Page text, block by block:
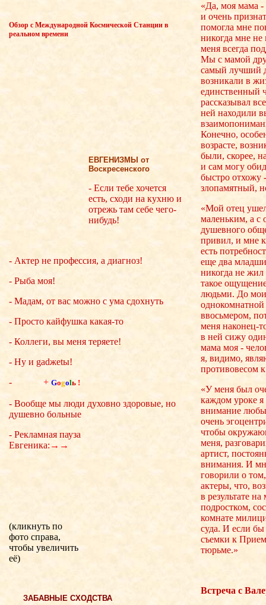
Обзор с Международной Космической Станции в
реальном времени
ЕВГЕНИЗМЫ от
Воскресенского
- Если тебе хочется
есть, сходи на кухню и
отрежь там себе чего-
нибудь!
- Актер не профессия, а диагноз!
- Рыба моя!
- Мадам, от вас можно с ума сдохнуть
- Просто кайфушка какая-то
- Коллеги, вы меня теряете!
- Ну и gadжеtы!
-
+ Gogolь !
- Вообще мы люди духовно здоровые, но
душевно больные
- Рекламная пауза
Евгеника: →→
(кликнуть по
фото справа,
чтобы увеличить
её)
ЗАБАВНЫЕ СХОДСТВА
«Да, моя мама -
и очень
помогла мне
никогда мне
меня всегда
Мы с мамой
самый лучший
возникали в
единственный
рассказывал
ней находили
Конечно,
возрасте,
были, скорее,
и сам могу
быстро отхожу
злопамятный,
«Мой отец
маленьким, а с
душевного
привил, и мне
есть
еще два
никогда не
такое
людьми. До
однокомнатной
ввосьмером,
меня наконец-
в ней сижу
мама моя -
я, видимо,
противовесом
«У меня был
каждом уроке я
внимание
очень
чтобы
меня,
артист,
внимания. И
говорили о
актеры, что,
в результате
подростком,
комнате
суда. И если бы
съемки к
тюрьме.»
Встреча с